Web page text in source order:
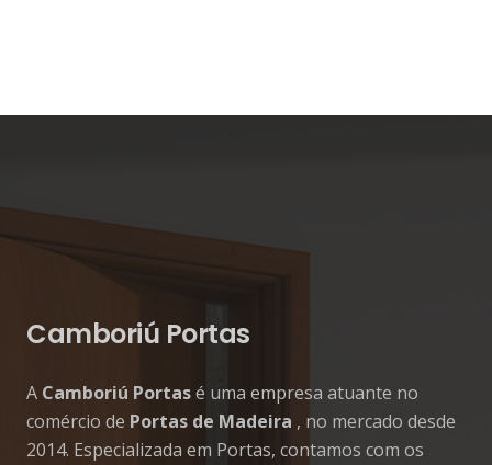
Camboriú Portas
A Camboriú Portasé uma empresa atuante no
comércio de Portas de Madeira , no mercado desde
2014. Especializada em Portas, contamos com os